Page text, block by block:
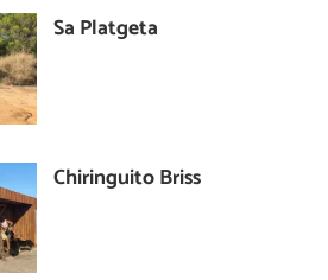
Sa Platgeta
Chiringuito Briss